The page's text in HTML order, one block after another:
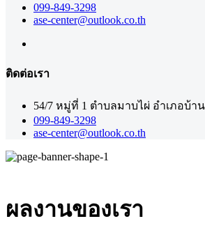
099-849-3298
ase-center@outlook.co.th
ติดต่อเรา
54/7 หมู่ที่ 1 ตำบลมาบไผ่ อำเภอบ้า
099-849-3298
ase-center@outlook.co.th
ผลงานของเรา